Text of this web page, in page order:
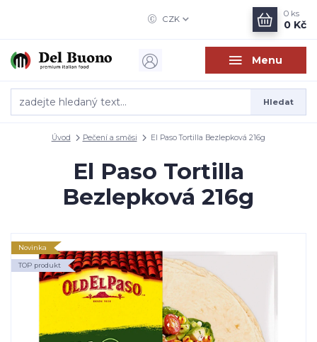
Menu
CZK
Hledat
0 ks
0 Kč
Úvod Pečení a směsi El Paso Tortilla Bezlepková 216g
El Paso Tortilla
Bezlepková 216g
Novinka
TOP produkt